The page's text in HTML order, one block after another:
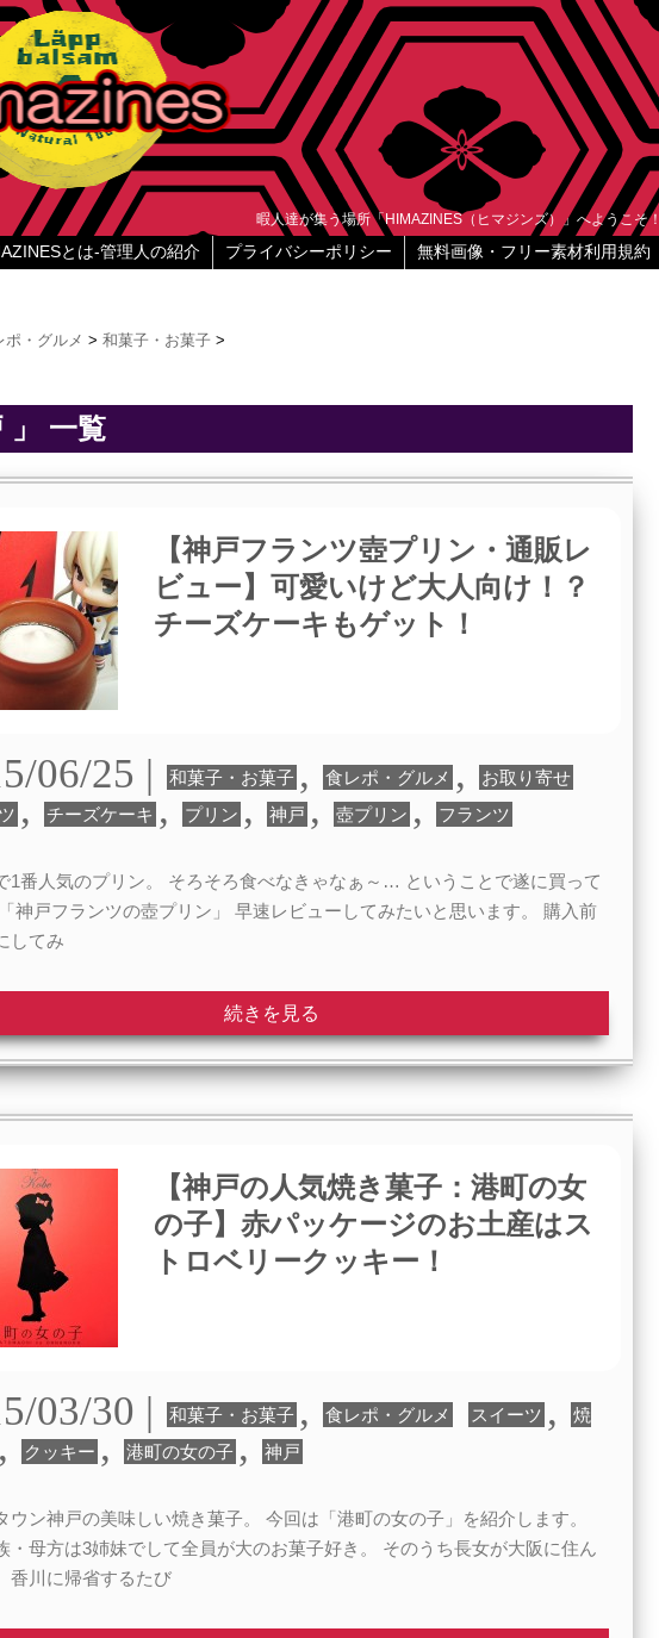
暇人達が集う場所「HIMAZINES（ヒマジンズ）」へようこそ
とは-管理人の紹介 プライバシーポリシー 無料画像・フリー素材利用規約
ポ・グルメ > 和菓子・お菓子 >
」 一覧
【神戸フランツ壺プリン・通販レ
ビュー】可愛いけど大人向け！？
チーズケーキもゲット！
06/25 | 和菓子・お菓子 , 食レポ・グルメ ,
お取り寄せ
, チーズケーキ , プリン , 神戸 , 壺プリン , フランツ
1番人気のプリン。 そろそろ食べなきゃなぁ～… ということで遂に買って
神戸フランツの壺プリン」 早速レビューしてみたいと思います。 購入前
してみ
続きを見る
【神戸の人気焼き菓子：港町の女
の子】赤パッケージのお土産はス
トロベリークッキー！
03/30 | 和菓子・お菓子 , 食レポ・グルメ スイーツ ,
焼
, クッキー , 港町の女の子 , 神戸
ウン神戸の美味しい焼き菓子。 今回は「港町の女の子」を紹介します。
・母方は3姉妹でして全員が大のお菓子好き。 そのうち長女が大阪に住ん
香川に帰省するたび